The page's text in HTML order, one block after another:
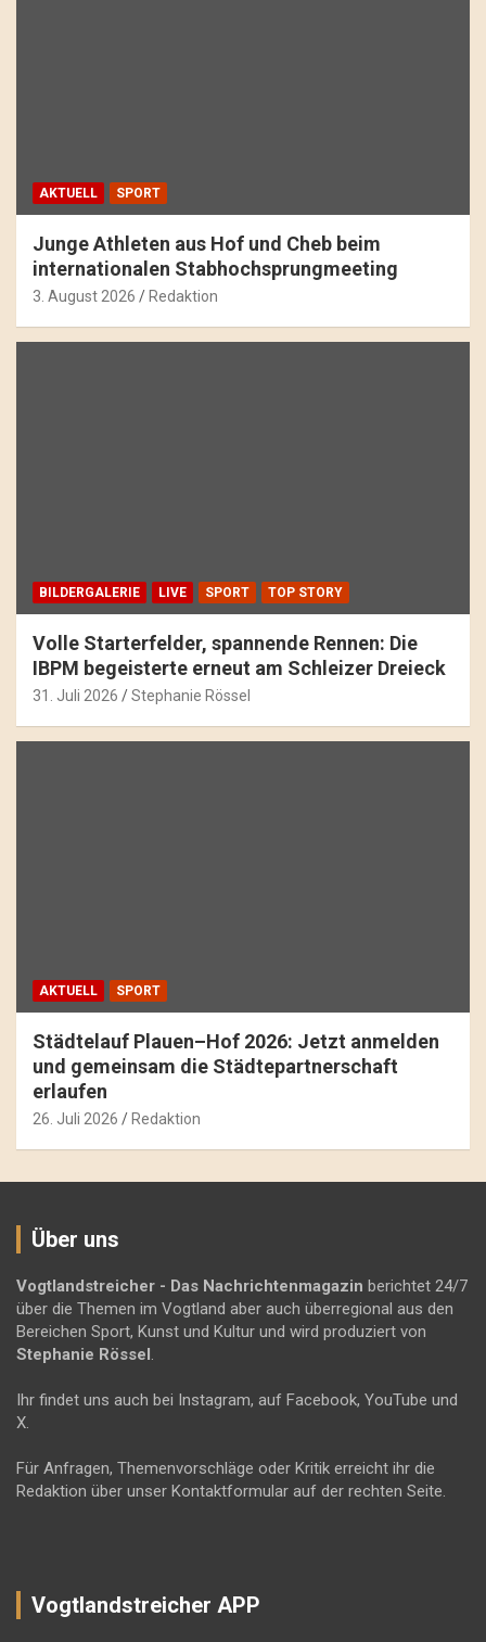
AKTUELL SPORT
Junge Athleten aus Hof und Cheb beim
internationalen Stabhochsprungmeeting
3. August 2026 Redaktion
BILDERGALERIE LIVE SPORT TOP STORY
Volle Starterfelder, spannende Rennen: Die
IBPM begeisterte erneut am Schleizer Dreieck
31. Juli 2026 Stephanie Rössel
AKTUELL SPORT
Städtelauf Plauen–Hof 2026: Jetzt anmelden
und gemeinsam die Städtepartnerschaft
erlaufen
26. Juli 2026 Redaktion
Über uns
Vogtlandstreicher - Das Nachrichtenmagazin berichtet 24/7
über die Themen im Vogtland aber auch überregional aus den
Bereichen Sport, Kunst und Kultur und wird produziert von
Stephanie Rössel .
Ihr findet uns auch bei Instagram, auf Facebook, YouTube und
X.
Für Anfragen, Themenvorschläge oder Kritik erreicht ihr die
Redaktion über unser Kontaktformular auf der rechten Seite.
Vogtlandstreicher APP